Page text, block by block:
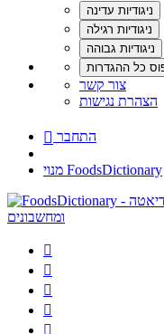
צור קשר
הצהרת נגישות
 התחבר
מנוי FoodsDictionary




